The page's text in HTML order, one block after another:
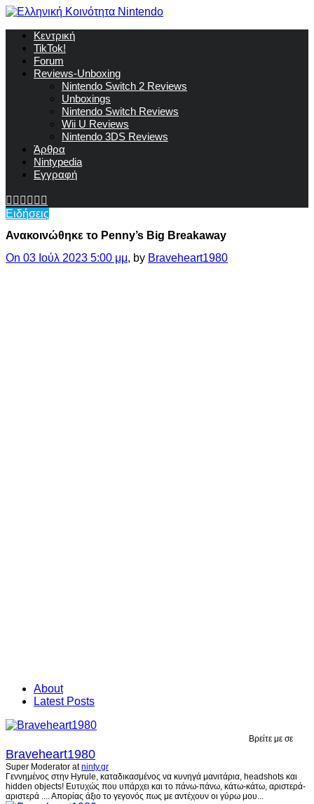
Κεντρική
TikTok!
Forum
Reviews-Unboxing
Nintendo Switch 2 Reviews
Unboxings
Nintendo Switch Reviews
Wii U Reviews
Nintendo 3DS Reviews
Άρθρα
Nintypedia
Εγγραφή
Ειδήσεις
Ανακοινώθηκε το Penny’s Big Breakaway
On 03 Ιούλ 2023 5:00 μμ, by Braveheart1980
About
Latest Posts
Βρείτε με σε
Braveheart1980
Super Moderator atninty.gr
Γεννημένος στην Hyrule, καταδικασμένος να κυνηγά μανιτάρια, headshots και
hidden objects! Ευτυχώς που υπάρχει και το πάνω-πάνω, κάτω-κάτω, αριστερά-
αριστερά .... Απορίας άξιο το γεγονός πως με αντέχουν οι γύρω μου...